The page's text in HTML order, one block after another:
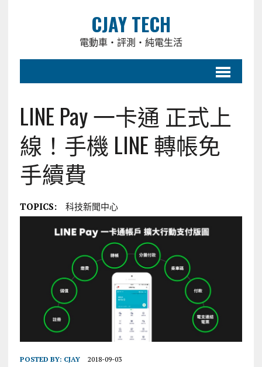
CJAY TECH
電動車・評測・純電生活
LINE Pay 一卡通 正式上
線！手機 LINE 轉帳免
手續費
TOPICS: 科技新聞中心
POSTED BY: CJAY 2018-09-03